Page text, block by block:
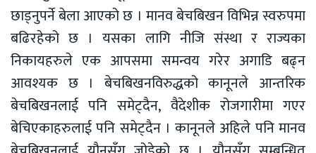
छाड्नुपर्ने बेला आएको छ । मानव बेचबिखन विभिन्न स्वरुपमा
बढिरहेको छ । यसका लागि नीजि संस्था र राज्यका
निकायहरुले एक आपसमा समन्वय गरेर अगाडि बढ्न
आवश्यक छ । बेचबिखनविरुद्धको कानूनले आन्तरिक
बेचबिखनलाई पनि समेट्दैन, वैदेशीक रोजगारीमा गएर
बेचिएकाहरुलाई पनि समेट्दैन । कानूनले अहिले पनि मानव